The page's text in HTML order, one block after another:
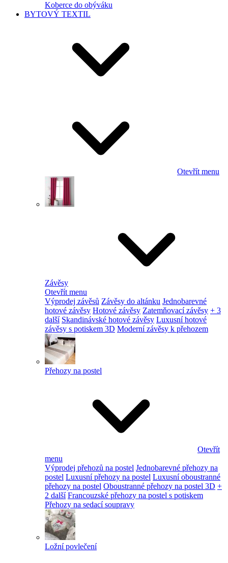
Koberce do obýváku
BYTOVÝ TEXTIL
Otevřít menu
Závěsy
Otevřít menu
Výprodej závěsů Závěsy do altánku Jednobarevné
hotové závěsy Hotové závěsy Zatemňovací závěsy + 3
další Skandinávské hotové závěsy Luxusní hotové
závěsy s potiskem 3D Moderní závěsy k přehozem
Přehozy na postel
Otevřít
menu
Výprodej přehozů na postel Jednobarevné přehozy na
postel Luxusní přehozy na postel Luxusní oboustranné
přehozy na postel Oboustranné přehozy na postel 3D +
2 další Francouzské přehozy na postel s potiskem
Přehozy na sedací soupravy
Ložní povlečení